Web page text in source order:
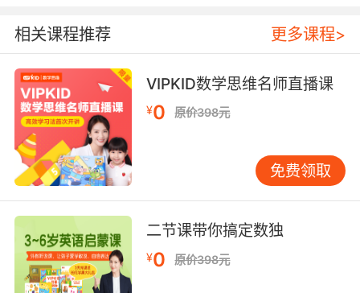
内容简介
该每个小朋友都会唱吧。可兔子的奥秘你知道多
少呢？你知道兔子快速摆动尾巴、用后腿重击地
面是什么意思吗？兔子的洞穴是什么样子的？兔
子的耳朵都是竖着的吗？怎样才能养好一只宠物
相关课程推荐 更多课程>
VIPKID数学思维名师直播课
¥0 原价398元
免费领取
二节课带你搞定数独
¥0 原价398元